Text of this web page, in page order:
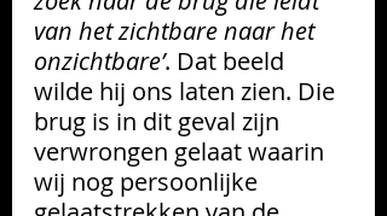
van het zichtbare naar het
onzichtbare’. Dat beeld
wilde hij ons laten zien. Die
brug is in dit geval zijn
verwrongen gelaat waarin
wij nog persoonlijke